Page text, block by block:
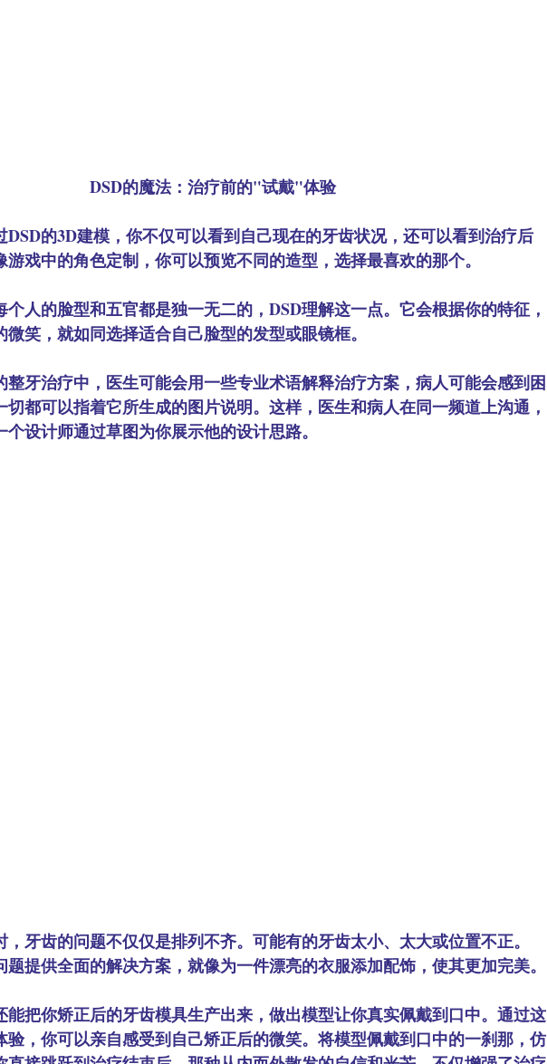
DSD的魔法：治疗前的"试戴"体验
DSD的3D建模，你不仅可以看到自己现在的牙齿状况，还可以看到治疗后
戏中的角色定制，你可以预览不同的造型，选择最喜欢的那个。
个人的脸型和五官都是独一无二的，DSD理解这一点。它会根据你的特征，
笑，就如同选择适合自己脸型的发型或眼镜框。
整牙治疗中，医生可能会用一些专业术语解释治疗方案，病人可能会感到困
切都可以指着它所生成的图片说明。这样，医生和病人在同一频道上沟通，
设计师通过草图为你展示他的设计思路。
，牙齿的问题不仅仅是排列不齐。可能有的牙齿太小、太大或位置不正。
题提供全面的解决方案，就像为一件漂亮的衣服添加配饰，使其更加完美。
能把你矫正后的牙齿模具生产出来，做出模型让你真实佩戴到口中。通过这
验，你可以亲自感受到自己矫正后的微笑。将模型佩戴到口中的一刹那，仿